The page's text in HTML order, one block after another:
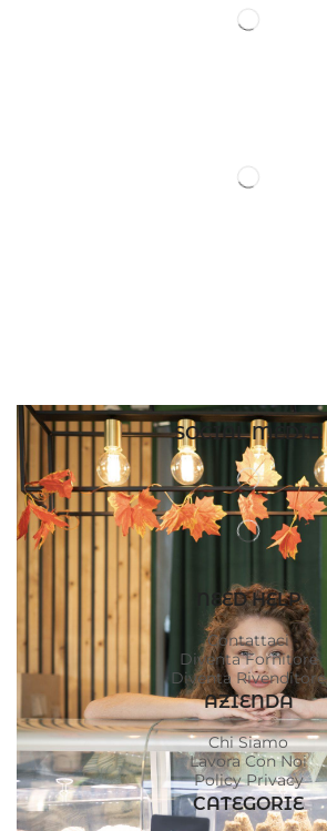
SOCIAL MEDIA
NEED HELP
Contattaci
Diventa Fornitore
Diventa Rivenditore
AZIENDA
Chi Siamo
Lavora Con Noi
Policy Privacy
CATEGORIE